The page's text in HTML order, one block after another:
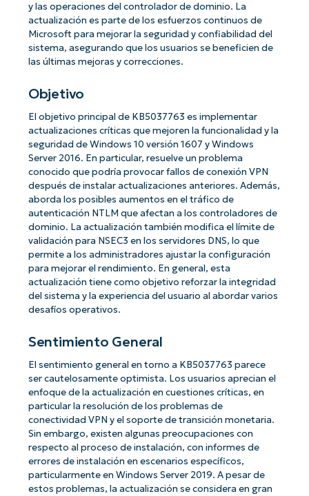
y las operaciones del controlador de dominio. La
actualización es parte de los esfuerzos continuos de
Microsoft para mejorar la seguridad y confiabilidad del
sistema, asegurando que los usuarios se beneficien de
las últimas mejoras y correcciones.
Objetivo
El objetivo principal de KB5037763 es implementar
actualizaciones críticas que mejoren la funcionalidad y la
seguridad de Windows 10 versión 1607 y Windows
Server 2016. En particular, resuelve un problema
conocido que podría provocar fallos de conexión VPN
después de instalar actualizaciones anteriores. Además,
aborda los posibles aumentos en el tráfico de
autenticación NTLM que afectan a los controladores de
dominio. La actualización también modifica el límite de
validación para NSEC3 en los servidores DNS, lo que
permite a los administradores ajustar la configuración
para mejorar el rendimiento. En general, esta
actualización tiene como objetivo reforzar la integridad
del sistema y la experiencia del usuario al abordar varios
desafíos operativos.
Sentimiento General
El sentimiento general en torno a KB5037763 parece
ser cautelosamente optimista. Los usuarios aprecian el
enfoque de la actualización en cuestiones críticas, en
particular la resolución de los problemas de
conectividad VPN y el soporte de transición monetaria.
Sin embargo, existen algunas preocupaciones con
respecto al proceso de instalación, con informes de
errores de instalación en escenarios específicos,
particularmente en Windows Server 2019. A pesar de
estos problemas, la actualización se considera en gran